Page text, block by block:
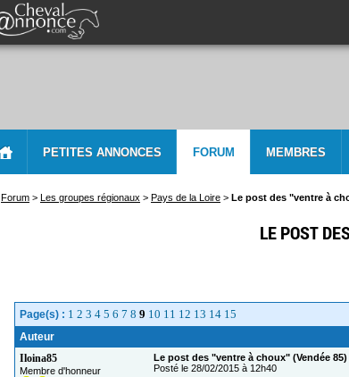
PETITES ANNONCES FORUM MEMBRES
Forum > Les groupes régionaux > Pays de la Loire > Le post des "ventre à
LE POST
Page(s) : 1 2 3 4 5 6 7 8 9 10 11 12 13 14 15
Auteur
Iloina85
Membre d'honneur
Le post des "ventre à choux" (Vendée 85)
Posté le 28/02/2015 à 12h40